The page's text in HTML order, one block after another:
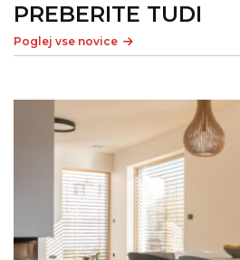
PREBERITE TUDI
Poglej vse novice